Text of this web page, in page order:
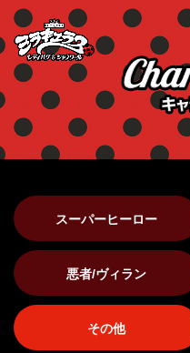
スーパーヒーロー
悪者/ヴィラン
その他